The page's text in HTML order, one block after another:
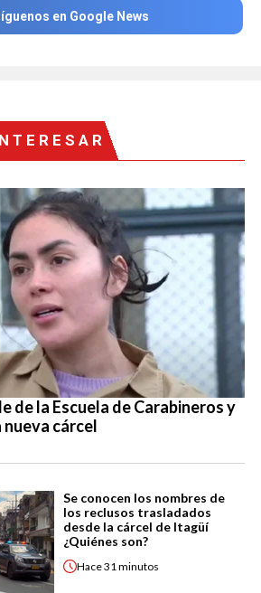
en Google News
de la Escuela de Carabineros y
cárcel
Se conocen los nombres de
los reclusos trasladados
desde la cárcel de Itagüí
¿Quiénes son?
Hace31 minutos